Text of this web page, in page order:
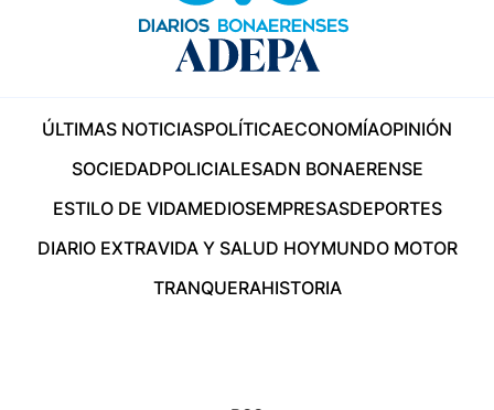
ÚLTIMAS NOTICIASPOLÍTICAECONOMÍAOPINIÓN
SOCIEDADPOLICIALESADN BONAERENSE
ESTILO DE VIDAMEDIOSEMPRESASDEPORTES
DIARIO EXTRAVIDA Y SALUD HOYMUNDO MOTOR
TRANQUERAHISTORIA